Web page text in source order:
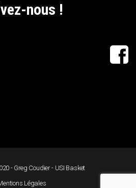
nous !
- Greg Coudier - USI Basket
Légales